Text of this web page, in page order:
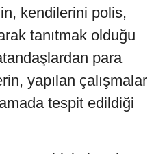
kendilerini polis,
tanıtmak olduğu
para
yapılan çalışmalar
tespit edildiği